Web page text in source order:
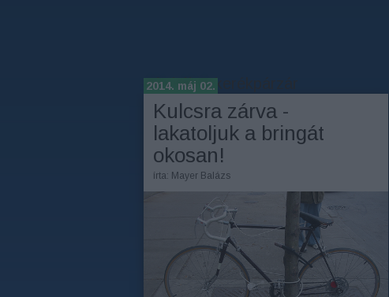
Címkék»kerékpárzár
2014. máj 02.
Kulcsra zárva -
lakatoljuk a bringát
okosan!
írta: Mayer Balázs